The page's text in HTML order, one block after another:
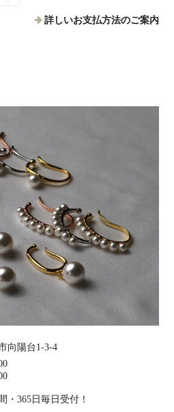
詳しいお支払方法のご案内
向陽台1-3-4
・365日毎日受付！